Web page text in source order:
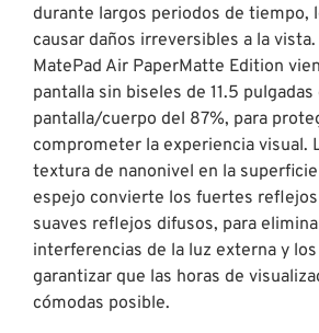
durante largos periodos de tiempo,
causar daños irreversibles a la vista.
MatePad Air PaperMatte Edition
pantalla sin biseles de 11.5
pantalla/cuerpo del 87%, para
comprometer la experiencia visual.
textura de nanonivel en la
espejo convierte los fuertes
suaves reflejos difusos, para
interferencias de la luz externa y
garantizar que las horas de
cómodas posible.